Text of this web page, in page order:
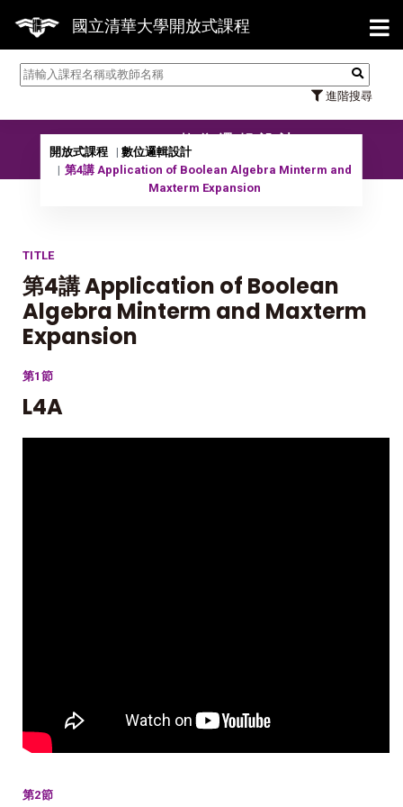
國立清華大學開放式課程
進階搜尋
【7/31】114學年度第2
10801 數位邏輯設計
開放式課程
數位邏輯設計
第4講 Application of Boolean Algebra Minterm and
Maxterm Expansion
TITLE
第4講 Application of Boolean
Algebra Minterm and Maxterm
Expansion
第1節
L4A
第2節